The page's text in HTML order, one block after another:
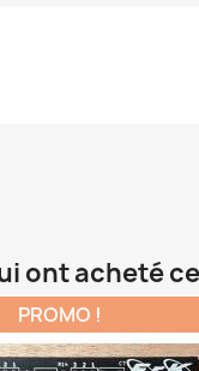
ont acheté
PROMO !